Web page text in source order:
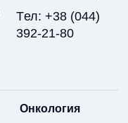
Tел: +38 (044)
392-21-80
Онкология